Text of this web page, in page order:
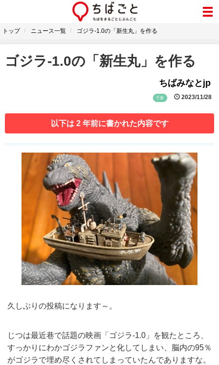
トップ ニュース一覧 ゴジラ-1.0の「新生丸」を作る
ゴジラ-1.0の「新生丸」を作る
ちばみなとjp
千葉 2023/11/28
以下は 2 年前に書かれた内容です
久しぶりの投稿になります～。
じつは最近巷で話題の映画「ゴジラ-1.0」を観たところ、
すっかりにわかゴジラファンと化してしまい、脳内の95％
がゴジラで埋め尽くされてしまっていたんでありますな。